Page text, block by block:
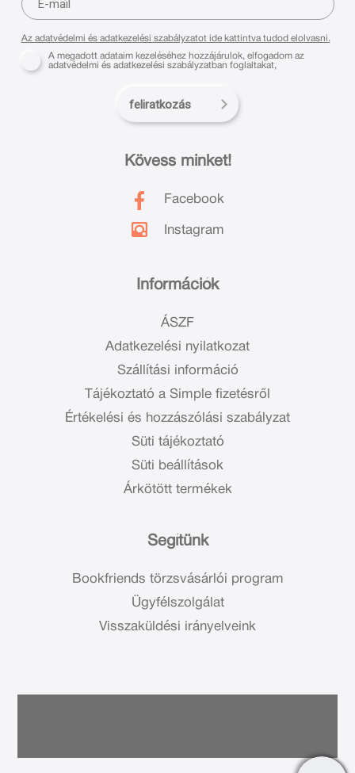
Információk
ÁSZF
Adatkezelési nyilatkozat
Szállítási információ
Tájékoztató a Simple fizetésről
Értékelési és hozzászólási szabályzat
Süti tájékoztató
Süti beállítások
Árkötött termékek
Segítünk
Bookfriends törzsvásárlói program
Ügyfélszolgálat
Visszaküldési irányelveink
Kövess minket!
Facebook
Instagram
Az adatvédelmi és adatkezelési szabályzatot ide kattintva tudod elolvasni.
A megadott adataim kezeléséhez hozzájárulok, elfogadom az
adatvédelmi és adatkezelési szabályzatban foglaltakat,
feliratkozás